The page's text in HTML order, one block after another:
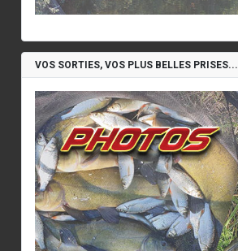
VOS SORTIES, VOS PLUS BELLES PRISES...